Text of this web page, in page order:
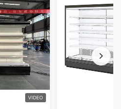
VIDEO